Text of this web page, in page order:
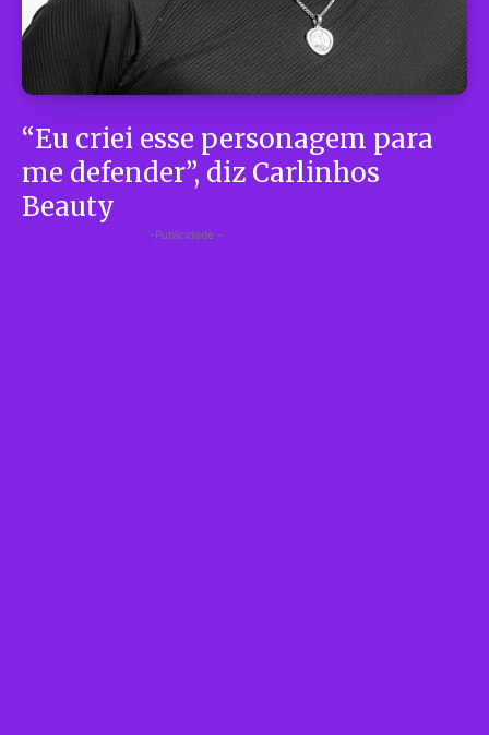
“Eu criei esse personagem para
me defender”, diz Carlinhos
Beauty
-Publicidade -